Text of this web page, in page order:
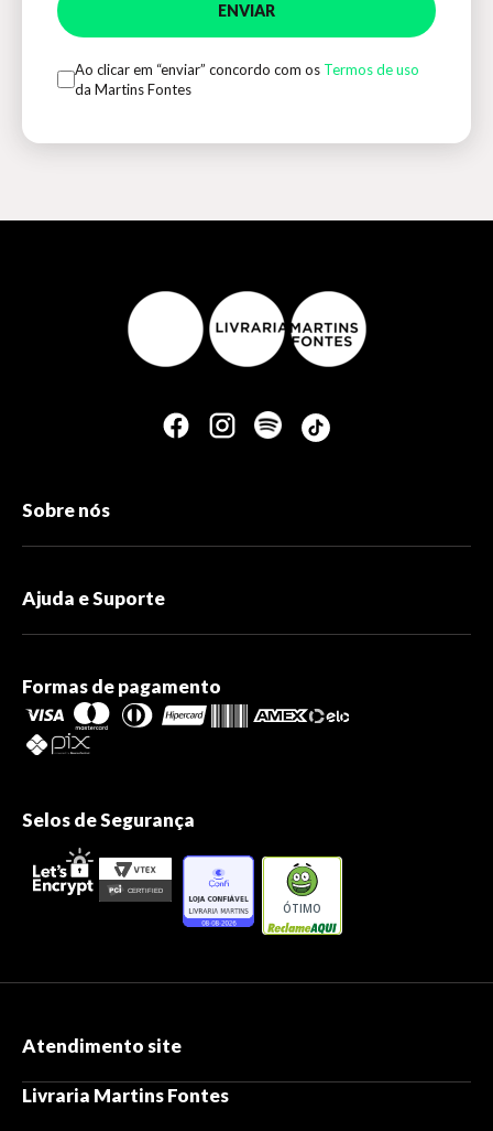
ENVIAR
Ao clicar em “enviar” concordo com os Termos de uso
da Martins Fontes
Sobre nós
Ajuda e Suporte
Formas de pagamento
Selos de Segurança
ÓTIMO
Atendimento site
Livraria Martins Fontes